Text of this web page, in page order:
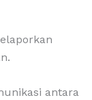
antara